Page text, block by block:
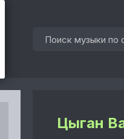
Цыган